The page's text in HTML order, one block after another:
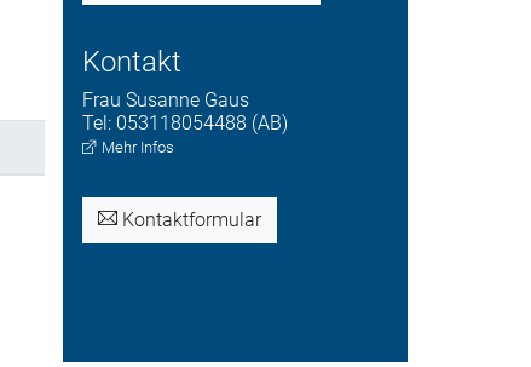
Kontakt
Frau Susanne Gaus
Tel: 053118054488 (AB)
Mehr Infos
Kontaktformular